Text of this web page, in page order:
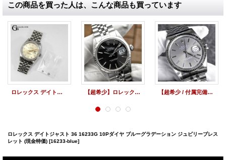
この商品を買った人は、こんな商品も買っています
ロレックス デイトジャスト オーバーホール 36mm Ref.16013 他社アフターダイヤ時計 【超希少】ロレックス デイトジャスト 1601 黒文字盤 ジュビリーブレスレット | 260501 (現金特価) 【超希少 / 付属完備】ロレックス デイトジャスト 36 16234 グレー文字盤 ジュビリーブレスレット | 260612 (現金特価)
ロレックス デイトジャスト 36 16233G 10Pダイヤ ブルーグラデーション ジュビリーブレス
レット (現金特価) [16233-blue]